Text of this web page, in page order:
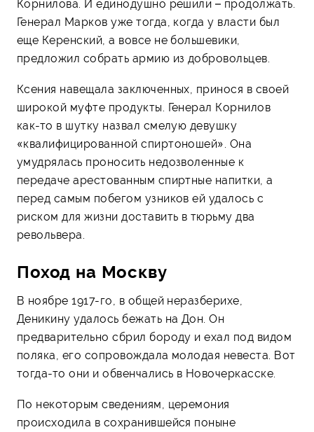
Корнилова. И единодушно решили – продолжать.
Генерал Марков уже тогда, когда у власти был
еще Керенский, а вовсе не большевики,
предложил собрать армию из добровольцев.
Ксения навещала заключенных, принося в своей
широкой муфте продукты. Генерал Корнилов
как-то в шутку назвал смелую девушку
«квалифицированной спиртоношей». Она
умудрялась проносить недозволенные к
передаче арестованным спиртные напитки, а
перед самым побегом узников ей удалось с
риском для жизни доставить в тюрьму два
револьвера.
Поход на Москву
В ноябре 1917-го, в общей неразберихе,
Деникину удалось бежать на Дон. Он
предварительно сбрил бороду и ехал под видом
поляка, его сопровождала молодая невеста. Вот
тогда-то они и обвенчались в Новочеркасске.
По некоторым сведениям, церемония
происходила в сохранившейся поныне